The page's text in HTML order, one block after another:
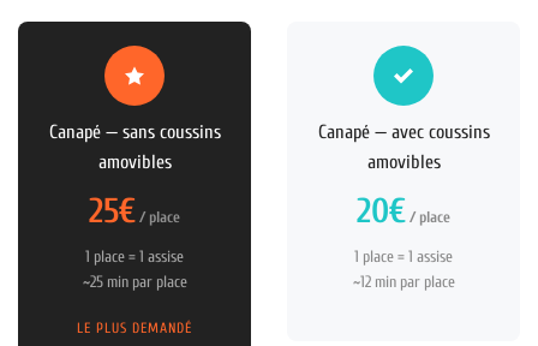
Canapé — sans coussins
amovibles
25€ / place
1 place = 1 assise
~25 min par place
LE PLUS DEMANDÉ
Canapé — avec coussins
amovibles
20€ / place
1 place = 1 assise
~12 min par place